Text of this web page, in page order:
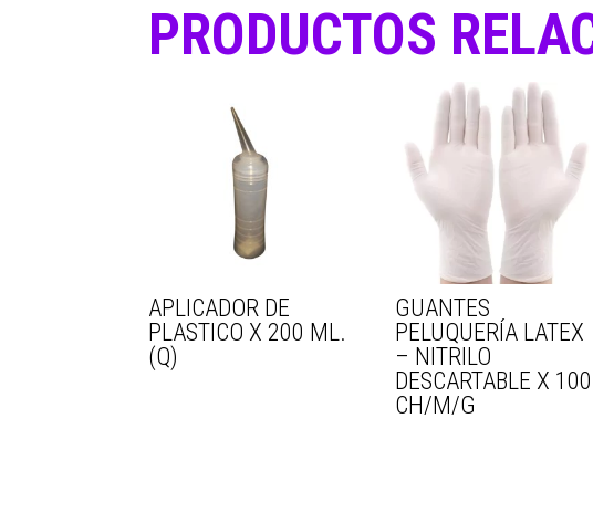
PRODUCTOS
APLICADOR DE
PLASTICO X 200 ML.
(Q)
GUANTES
PELUQUERÍA LATEX
– NITRILO
DESCARTABLE X 100
CH/M/G